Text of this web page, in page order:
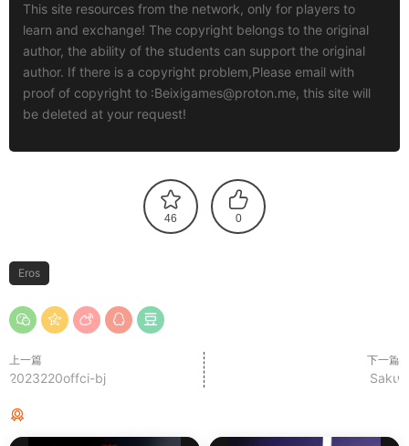
This site resources from the network, only for players to
learn and exchange! The copyright belongs to the original
author, the ability of the students can support the original
author. If there is a copyright problem,Please email with
proof of copyright to :Beixigames@proton.me, this site will
be deleted at your request!
46 0
Eros
上一篇
2023220offci-bj
下一篇
Saku